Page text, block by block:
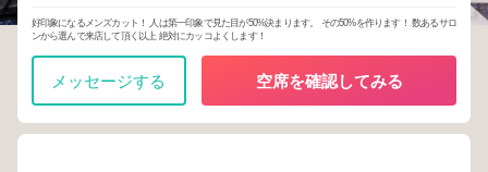
好印象になるメンズカット！ 人は第一印象で見た目が50%決まります。 その50%を作ります！ 数あるサロ
ンから選んで来店して頂く以上 絶対にカッコよくします！
メッセージする 空席を確認してみる